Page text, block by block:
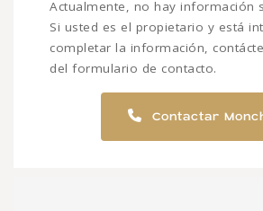
Actualmente, no hay información
Si usted es el propietario y está
completar la información,
del formulario de contacto.
Contactar